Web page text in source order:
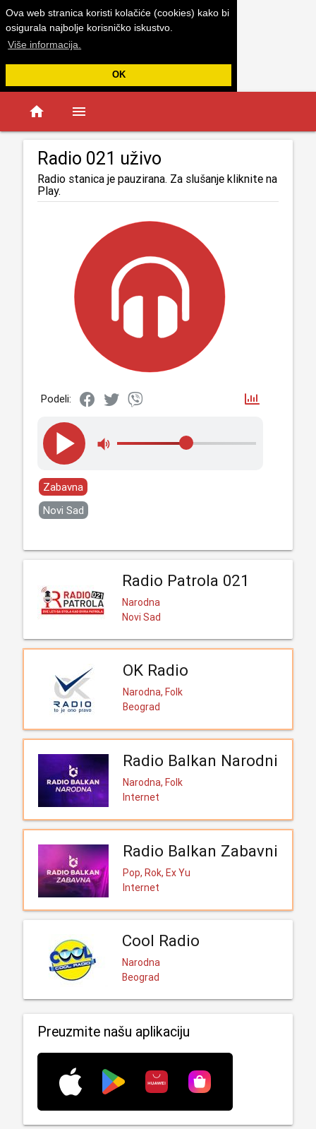
Ova web stranica koristi kolačiće (cookies) kako bi
osigurala najbolje korisničko iskustvo.
Više informacija.
OK
home menu
Radio 021 uživo
Radio stanica je pauzirana. Za slušanje kliknite na
Play.
Podeli:
Zabavna
Novi Sad
Radio Patrola 021
Narodna
Novi Sad
OK Radio
Narodna, Folk
Beograd
Radio Balkan Narodni
Narodna, Folk
Internet
Radio Balkan Zabavni
Pop, Rok, Ex Yu
Internet
Cool Radio
Narodna
Beograd
Preuzmite našu aplikaciju